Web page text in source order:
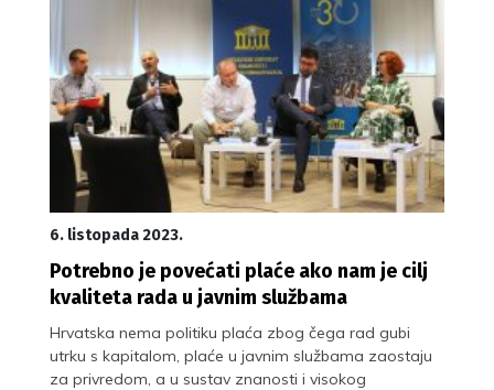
6. listopada 2023.
Potrebno je povećati plaće ako nam je cilj
kvaliteta rada u javnim službama
Hrvatska nema politiku plaća zbog čega rad gubi
utrku s kapitalom, plaće u javnim službama zaostaju
za privredom, a u sustav znanosti i visokog